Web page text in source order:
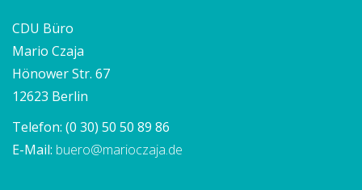
CDU Büro
Mario Czaja
Hönower Str. 67
12623 Berlin
Telefon: (0 30) 50 50 89 86
E-Mail: buero@marioczaja.de